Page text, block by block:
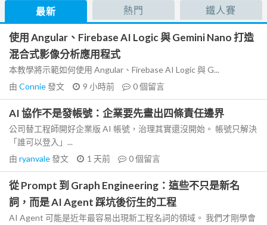
最新 熱門 鐵人賽
使用 Angular、Firebase AI Logic 與 Gemini Nano 打造
混合式影像分析應用程式
本教學將示範如何使用 Angular、Firebase AI Logic 與 G...
由 Connie發文 9 小時前 0個留言
AI 協作不是發帳號：企業要先畫出四條責任邊界
公司替工程師開好企業版 AI 帳號，治理其實還沒開始。 帳號只解決
「誰可以登入」...
由 ryanvale發文 1 天前 0個留言
從 Prompt 到 Graph Engineering：這些不只是新名
詞，而是 AI Agent 踩坑後衍生的工程
AI Agent 可能是近年最容易出現新工程名詞的領域。 我們才剛學會